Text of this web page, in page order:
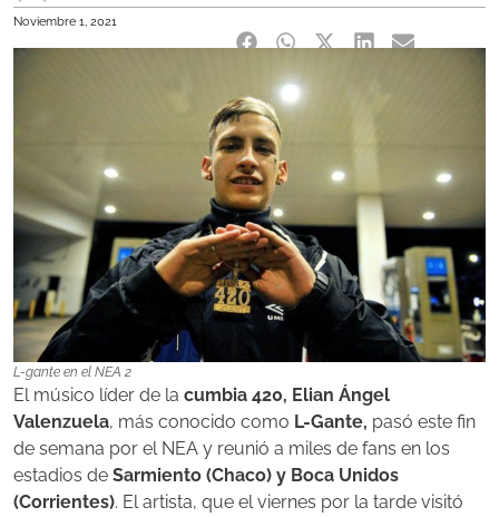
Noviembre 1, 2021
L-gante en el NEA 2
El músico líder de la cumbia 420, Elian Ángel
Valenzuela, más conocido como L-Gante, pasó este fin
de semana por el NEA y reunió a miles de fans en los
estadios de Sarmiento (Chaco) y Boca Unidos
(Corrientes). El artista, que el viernes por la tarde visitó